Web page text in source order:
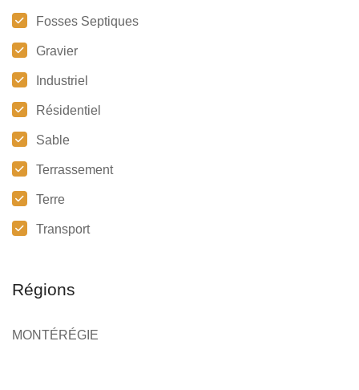
Fosses Septiques
Gravier
Industriel
Résidentiel
Sable
Terrassement
Terre
Transport
Régions
MONTÉRÉGIE